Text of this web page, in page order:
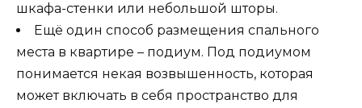
шкафа-стенки или небольшой шторы.
Ещё один способ размещения спального
места в квартире – подиум. Под подиумом
понимается некая возвышенность, которая
может включать в себя пространство для